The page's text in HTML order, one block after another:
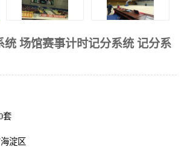
统 场馆赛事计时记分系统 记分系
套
淀区